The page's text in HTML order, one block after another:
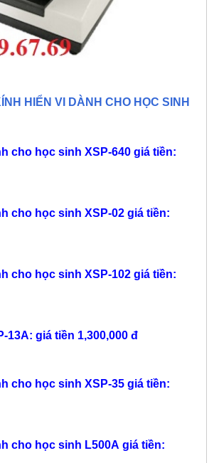
HIỂN VI DÀNH CHO HỌC SINH
cho học sinh XSP-640 giá tiền:
cho học sinh XSP-02 giá tiền:
cho học sinh XSP-102 giá tiền:
13A: giá tiền 1,300,000 đ
cho học sinh XSP-35 giá tiền:
cho học sinh L500A giá tiền: